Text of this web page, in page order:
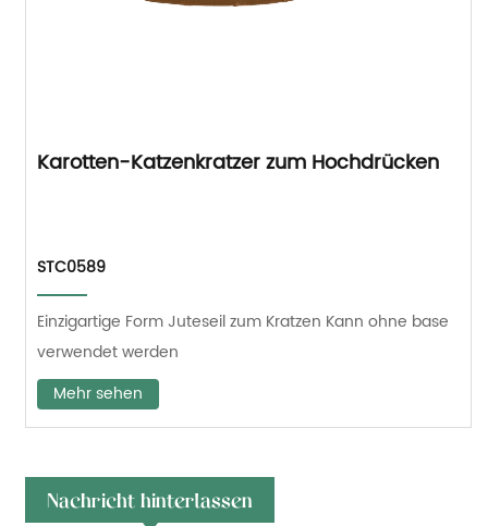
Karotten-Katzenkratzer zum Hochdrücken
STC0589
Einzigartige Form Juteseil zum Kratzen Kann ohne base
verwendet werden
Mehr sehen
Nachricht hinterlassen